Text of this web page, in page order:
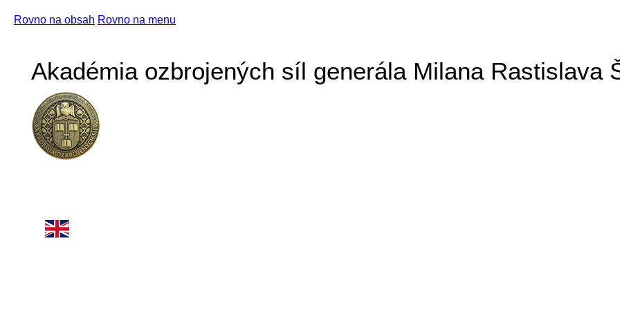
Rovno na obsah Rovno na menu
Akadémia ozbrojených síl generála Milana Rastislava